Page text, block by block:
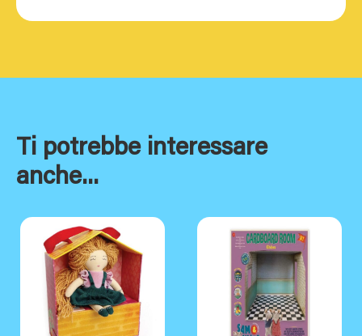
Ti potrebbe interessare
anche...